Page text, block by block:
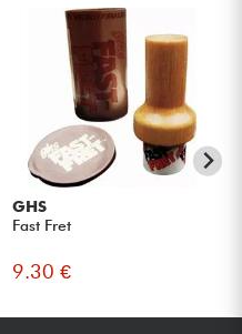
GHS
Fast Fret
9.30 €